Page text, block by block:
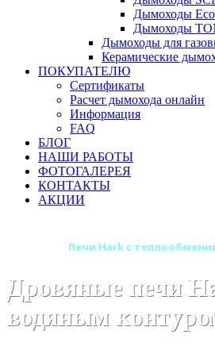
Дымоходы
Дымоходы
Дымоходы для
Керамические
ПОКУПАТЕЛЮ
Сертификаты
Расчет дымохода онлайн
Информация
FAQ
БЛОГ
НАШИ РАБОТЫ
ФОТОГАЛЕРЕЯ
КОНТАКТЫ
АКЦИИ
Печи Hark с
Дровяные печи
водяным